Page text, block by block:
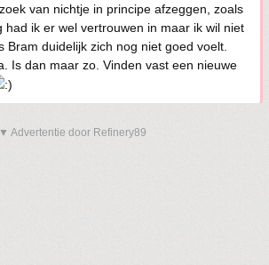
van nichtje in principe afzeggen, zoals
had ik er wel vertrouwen in maar ik wil niet
Bram duidelijk zich nog niet goed voelt.
Is dan maar zo. Vinden vast een nieuwe
▼ Advertentie door Refinery89